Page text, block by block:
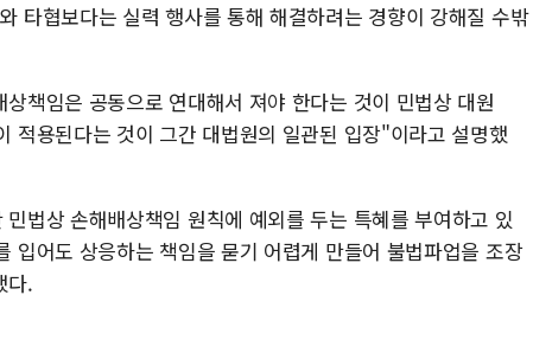
타협보다는 실력 행사를 통해 해결하려는 경향이 강해질 수밖
책임은 공동으로 연대해서 져야 한다는 것이 민법상 대원
적용된다는 것이 그간 대법원의 일관된 입장"이라고 설명했
법상 손해배상책임 원칙에 예외를 두는 특혜를 부여하고 있
입어도 상응하는 책임을 묻기 어렵게 만들어 불법파업을 조장
다.